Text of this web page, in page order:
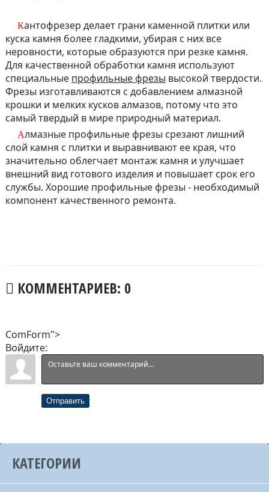
Кантофрезер делает грани каменной плитки или
куска камня более гладкими, убирая с них все
неровности, которые образуются при резке камня.
Для качественной обработки камня используют
специальные профильные фрезы высокой твердости.
Фрезы изготавливаются с добавлением алмазной
крошки и мелких кусков алмазов, потому что это
самый твердый в мире природный материал.
Алмазные профильные фрезы срезают лишний
слой камня с плитки и выравнивают ее края, что
значительно облегчает монтаж камня и улучшает
внешний вид готового изделия и повышает срок его
службы. Хорошие профильные фрезы - необходимый
компонент качественного ремонта.
КОММЕНТАРИЕВ: 0
ComForm">
Войдите:
Отправить
КАТЕГОРИИ